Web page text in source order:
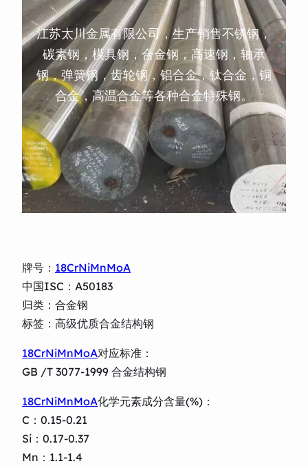
江苏太川金属有限公司，生产销售不锈钢，
碳素钢，模具钢，合金钢，高速钢，轴承
钢，弹簧钢，齿轮钢，铝合金，钛合金，铜
合金，高温合金等各种合金特殊钢。
牌号： 18CrNiMnMoA
中国ISC：A50183
归类：合金钢
标签：高级优质合金结构钢
18CrNiMnMoA对应标准：
GB /T 3077-1999 合金结构钢
18CrNiMnMoA化学元素成分含量(%)：
C：0.15-0.21
Si：0.17-0.37
Mn：1.1-1.4